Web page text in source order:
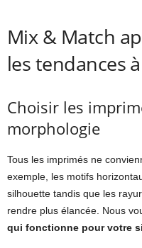
Mix & Match
les tendances
Choisir les
morphologie
Tous les imprimés ne
exemple, les motifs
silhouette tandis que les
rendre plus élancée. Nous
qui fonctionne pour votre